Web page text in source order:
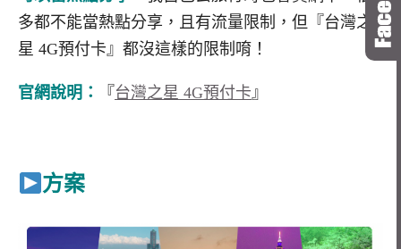
多都不能當熱點分享，且有流量限制，但『台灣之
星 4G預付卡』都沒這樣的限制唷！
官網說明： 『台灣之星 4G預付卡 』
方案